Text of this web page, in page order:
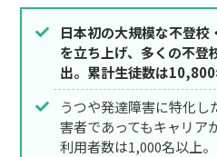
日本初の大規模な不登
を立ち上げ、多くの不登
出。累計生徒数は10,800
うつや発達障害に特化
害者であってもキャリア
利用者数は1,000名以上。